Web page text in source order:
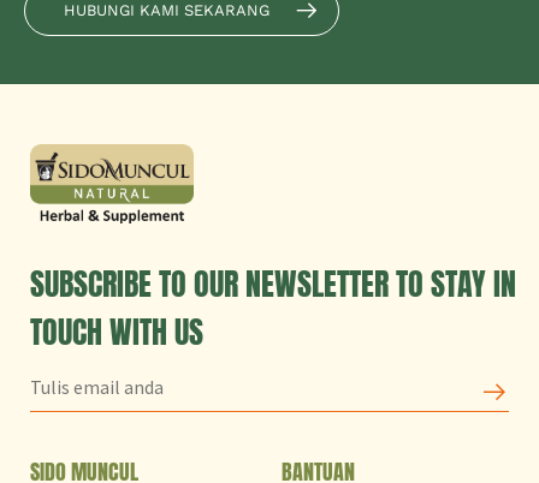
HUBUNGI KAMI SEKARANG
SUBSCRIBE TO OUR NEWSLETTER TO STAY IN
TOUCH WITH US
SIDO MUNCUL BANTUAN